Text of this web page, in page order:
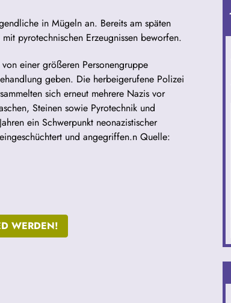
in Mügeln an. Bereits am späten
pyrotechnischen Erzeugnissen beworfen.
einer größeren Personengruppe
geben. Die herbeigerufene Polizei
sich erneut mehrere Nazis vor
Steinen sowie Pyrotechnik und
ein Schwerpunkt neonazistischer
und angegriffen.n Quelle:
WERDEN!